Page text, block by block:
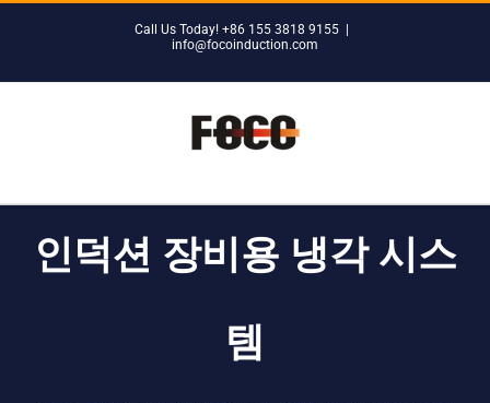
Call Us Today! +86 155 3818 9155
info@focoinduction.com
인덕션 장비용 냉각 시스
템